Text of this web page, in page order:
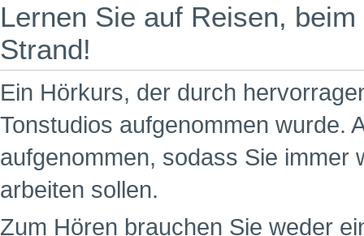
Lernen Sie auf Reisen,
Strand!
Ein Hörkurs, der durch
Tonstudios aufgenommen wurde.
aufgenommen, sodass Sie immer
arbeiten sollen.
Zum Hören brauchen Sie weder